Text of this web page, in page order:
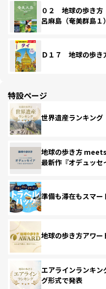
０２ 地球の歩き
呂麻島（奄美群島
Ｄ１７ 地球の歩
特設ページ
世界遺産ランキング
地球の歩き方
最新作『オデュッセ
準備も滞在もスマ
地球の歩き方アワ
エアラインランキ
グ形式で発表